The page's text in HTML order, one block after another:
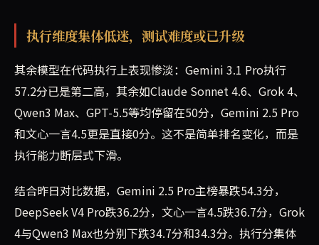
执行维度集体低迷，测试难度或已升级
其余模型在代码执行上表现惨淡：Gemini 3.1 Pro执行
57.2分已是第二高，其余如Claude Sonnet 4.6、Grok 4、
Qwen3 Max、GPT-5.5等均停留在50分，Gemini 2.5 Pro
和文心一言4.5更是直接0分。这不是简单排名变化，而是
执行能力断层式下滑。
结合昨日对比数据，Gemini 2.5 Pro主榜暴跌54.3分，
DeepSeek V4 Pro跌36.2分，文心一言4.5跌36.7分，Grok
4与Qwen3 Max也分别下跌34.7分和34.3分。执行分集体